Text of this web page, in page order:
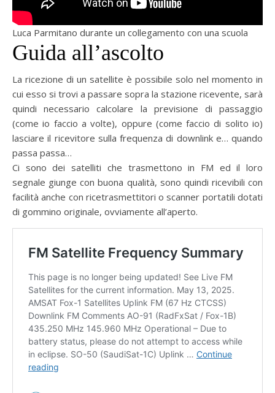
Luca Parmitano durante un collegamento con una scuola
Guida all’ascolto
La ricezione di un satellite è possibile solo nel momento in
cui esso si trovi a passare sopra la stazione ricevente, sarà
quindi necessario calcolare la previsione di passaggio
(come io faccio a volte), oppure (come faccio di solito io)
lasciare il ricevitore sulla frequenza di downlink e… quando
passa passa…
Ci sono dei satelliti che trasmettono in FM ed il loro
segnale giunge con buona qualità, sono quindi ricevibili con
facilità anche con ricetrasmettitori o scanner portatili dotati
di gommino originale, ovviamente all’aperto.